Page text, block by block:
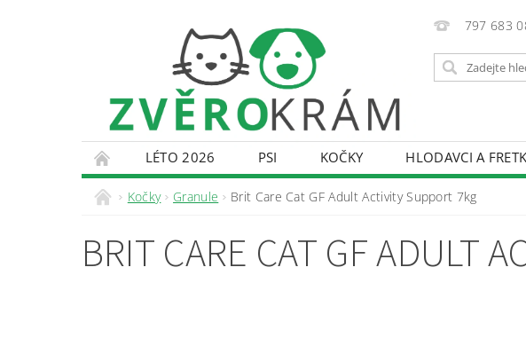
797 683
LÉTO 2026 PSI KOČKY HLODAVCI A
KONTAKTY
DOPRAVA A PLATBA OBCHODNÍ PODMÍNKY
Kočky Granule Brit Care Cat GF Adult Activity Support 7kg
BRIT CARE CAT GF ADULT